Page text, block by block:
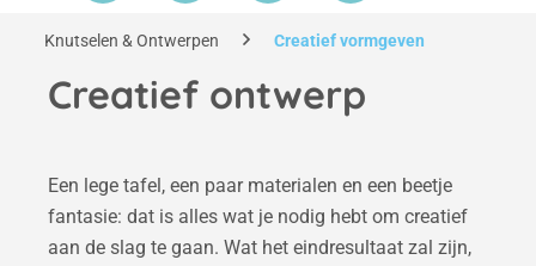
Knutselen & Ontwerpen Creatief vormgeven
Creatief ontwerp
Een lege tafel, een paar materialen en een beetje
fantasie: dat is alles wat je nodig hebt om creatief
aan de slag te gaan. Wat het eindresultaat zal zijn,